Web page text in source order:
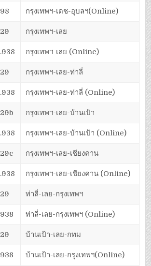
98 กรุงเทพฯ-เดช-อุบลฯ(Online)
29 กรุงเทพฯ-เลย
.938 กรุงเทพฯ-เลย (Online)
29 กรุงเทพฯ-เลย-ท่าลี่
.938 กรุงเทพฯ-เลย-ท่าลี่ (Online)
29b กรุงเทพฯ-เลย-บ้านเป้า
.938 กรุงเทพฯ-เลย-บ้านเป้า (Online)
29c กรุงเทพฯ-เลย-เชียงคาน
.938 กรุงเทพฯ-เลย-เชียงคาน (Online)
29 ท่าลี่-เลย-กรุงเทพฯ
938 ท่าลี่-เลย-กรุงเทพฯ (Online)
29 บ้านเป้า-เลย-กทม
938 บ้านเป้า-เลย-กรุงเทพฯ(Online)